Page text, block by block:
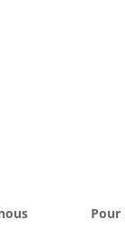
Pour